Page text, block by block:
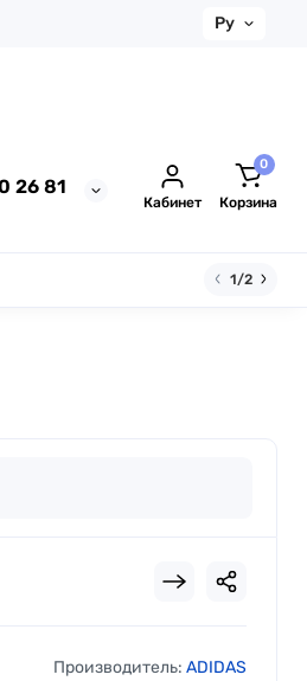
Ру
26 81
Кабинет
0
Корзина
1/2
Производитель: ADIDAS